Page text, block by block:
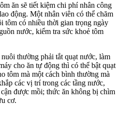
ăn sẽ tiết kiệm chi phí nhân công
động. Một nhân viên có thể chăm
tôm có nhiều thời gian trọng ngày
nước, kiểm tra sức khoẻ tôm
thường phải tắt quạt nước, làm
cho ăn tự động thì có thể bật quạt
tôm mà một cách bình thường mà
các vị trí trong các tầng nước,
được mồi; thức ăn không bị chìm
cơ.